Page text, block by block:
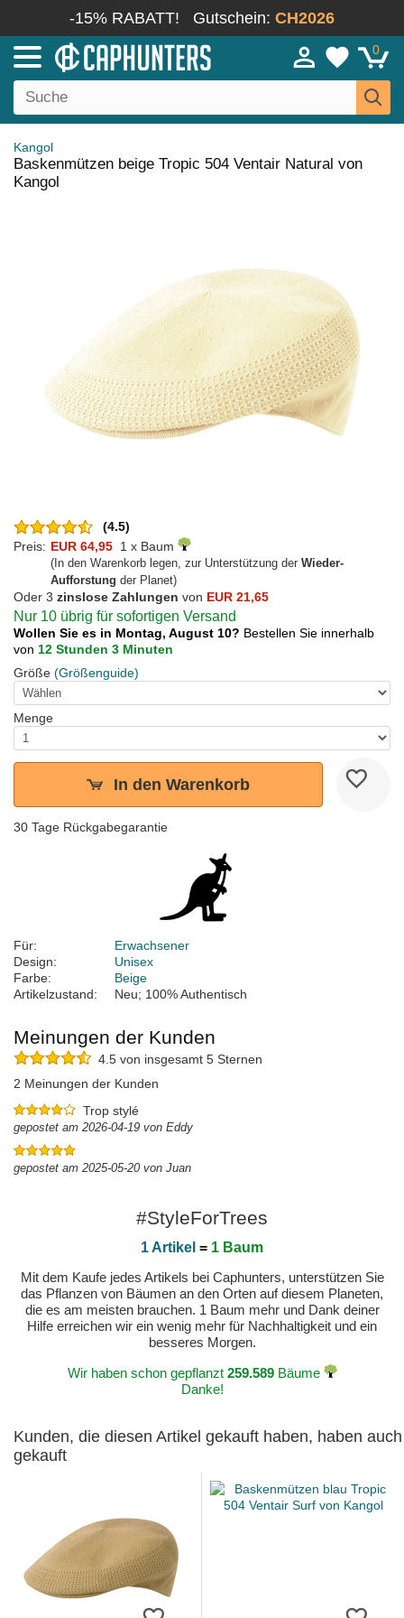
-15% RABATT! Gutschein: CH2026
0
Kangol
Baskenmützen beige Tropic 504 Ventair Natural von
Kangol
(4.5)
Preis: EUR 64,95 1 x Baum
(In den Warenkorb legen, zur Unterstützung der Wieder-
Aufforstung der Planet)
Oder 3 zinslose Zahlungen von EUR 21,65
Nur 10 übrig für sofortigen Versand
Wollen Sie es in Montag, August 10? Bestellen Sie innerhalb
von 12 Stunden 3 Minuten
Größe (Größenguide)
Menge
In den Warenkorb
30 Tage Rückgabegarantie
Für:
Erwachsener
Design:
Unisex
Farbe:
Beige
Artikelzustand:
Neu; 100% Authentisch
Meinungen der Kunden
4.5 von insgesamt 5 Sternen
2 Meinungen der Kunden
Trop stylé
gepostet am 2026-04-19 von Eddy
gepostet am 2025-05-20 von Juan
#StyleForTrees
1 Artikel = 1 Baum
Mit dem Kaufe jedes Artikels bei Caphunters, unterstützen Sie
das Pflanzen von Bäumen an den Orten auf diesem Planeten,
die es am meisten brauchen. 1 Baum mehr und Dank deiner
Hilfe erreichen wir ein wenig mehr für Nachhaltigkeit und ein
besseres Morgen.
Wir haben schon gepflanzt 259.589Bäume
Danke!
Kunden, die diesen Artikel gekauft haben, haben auch
gekauft